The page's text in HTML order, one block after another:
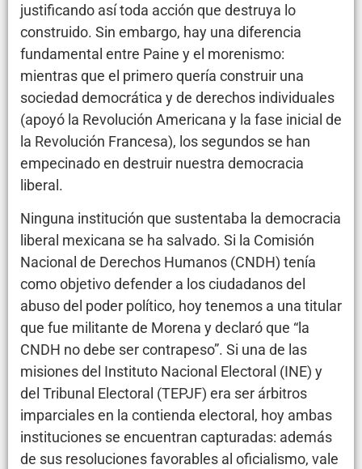
justificando así toda acción que destruya lo
construido. Sin embargo, hay una diferencia
fundamental entre Paine y el morenismo:
mientras que el primero quería construir una
sociedad democrática y de derechos individuales
(apoyó la Revolución Americana y la fase inicial de
la Revolución Francesa), los segundos se han
empecinado en destruir nuestra democracia
liberal.
Ninguna institución que sustentaba la democracia
liberal mexicana se ha salvado. Si la Comisión
Nacional de Derechos Humanos (CNDH) tenía
como objetivo defender a los ciudadanos del
abuso del poder político, hoy tenemos a una titular
que fue militante de Morena y declaró que “la
CNDH no debe ser contrapeso”. Si una de las
misiones del Instituto Nacional Electoral (INE) y
del Tribunal Electoral (TEPJF) era ser árbitros
imparciales en la contienda electoral, hoy ambas
instituciones se encuentran capturadas: además
de sus resoluciones favorables al oficialismo, vale